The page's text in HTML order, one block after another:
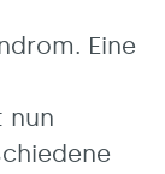
Eine
nun